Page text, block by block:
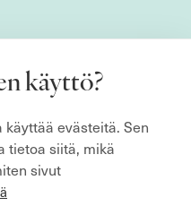
käyttö?
evästeitä. Sen
tietoa siitä, mikä
sivut